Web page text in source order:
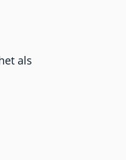
als